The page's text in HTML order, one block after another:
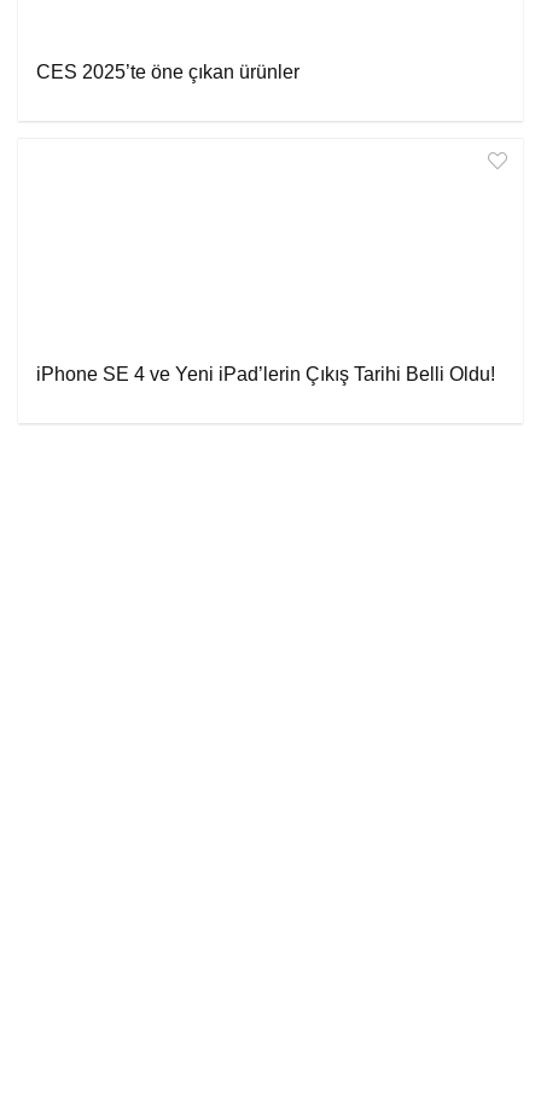
CES 2025’te öne çıkan ürünler
iPhone SE 4 ve Yeni iPad’lerin Çıkış Tarihi Belli Oldu!